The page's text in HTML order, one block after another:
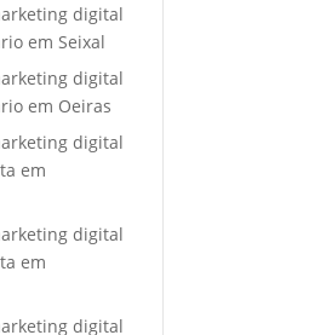
digital
em Seixal
digital
em Oeiras
digital
em
digital
em
digital